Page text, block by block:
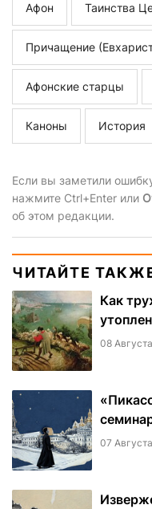
Афон Таинства
Причащение
Афонские старцы
Каноны История
Если вы заметили
нажмите Ctrl+Enter или
об этом редакции.
ЧИТАЙТЕ
Как
08
07